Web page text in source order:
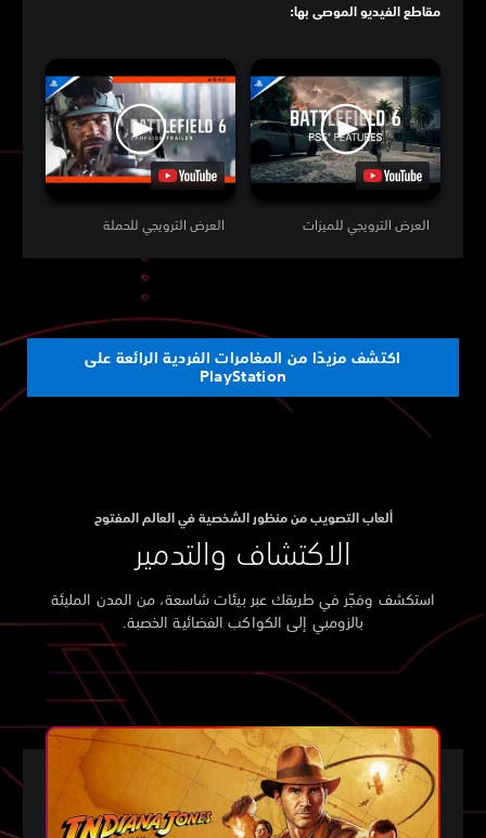
مقاطع الفيديو الموصى بها:
العرض الترويجي للحملة العرض الترويجي للميزات
اكتشف مزيدًا من المغامرات الفردية الرائعة على
PlayStation
ألعاب التصويب من منظور الشخصية في العالم المفتوح
الاكتشاف والتدمير
استكشف وفجّر في طريقك عبر بيئات شاسعة، من المدن المليئة
بالزومبي إلى الكواكب الفضائية الخصبة.